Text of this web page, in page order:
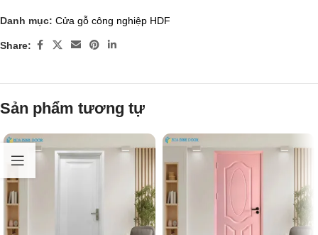
Danh mục: Cửa gỗ công nghiệp HDF
Share:
Sản phẩm tương tự